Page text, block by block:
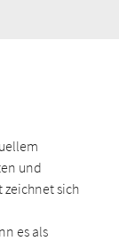
und
zeichnet sich
es als